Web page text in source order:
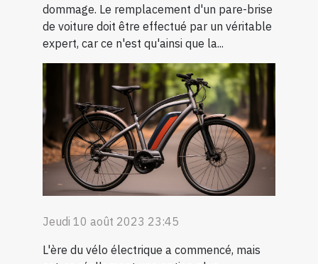
dommage. Le remplacement d'un pare-brise
de voiture doit être effectué par un véritable
expert, car ce n'est qu'ainsi que la...
Jeudi 10 août 2023 23:45
L'ère du vélo électrique a commencé, mais